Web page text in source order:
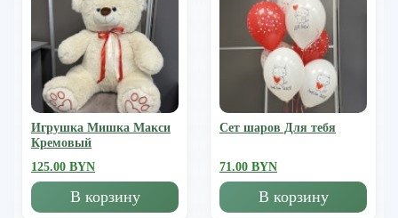
Игрушка Мишка Mакси
Кремовый
125.00 BYN
В корзину
Сет шаров Для тебя
71.00 BYN
В корзину